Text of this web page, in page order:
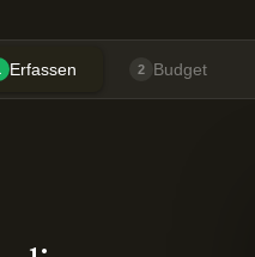
Erfassen 2 Budget